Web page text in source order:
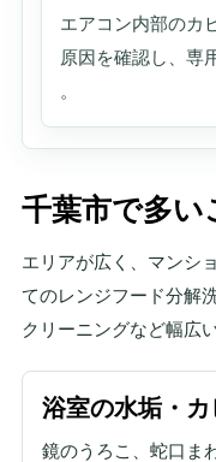
エアコン内部のカ
原因を確認し、専
。
千葉市で多い
エリアが広く、マンシ
てのレンジフード分解
クリーニングなど幅広
浴室の水垢・カ
鏡のうろこ、蛇口ま